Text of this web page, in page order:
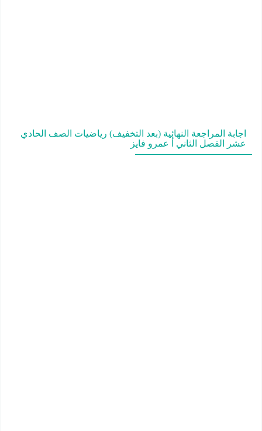
اجابة المراجعة النهائية (بعد التخفيف) رياضيات الصف الحادي
عشر الفصل الثاني أ عمرو فايز